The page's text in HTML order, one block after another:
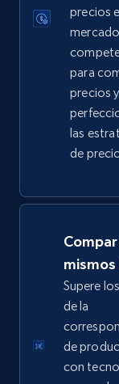
eBay -
URL,
Seller
eBay -
URL,
Seller
more.
precios
para
precios y
las
de
mismos
Supere
de la
de
con